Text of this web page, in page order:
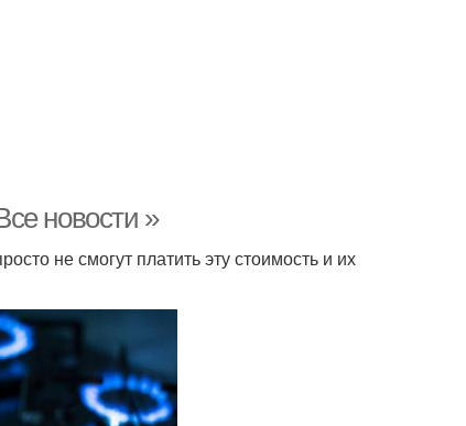
новости »
не смогут платить эту стоимость и их